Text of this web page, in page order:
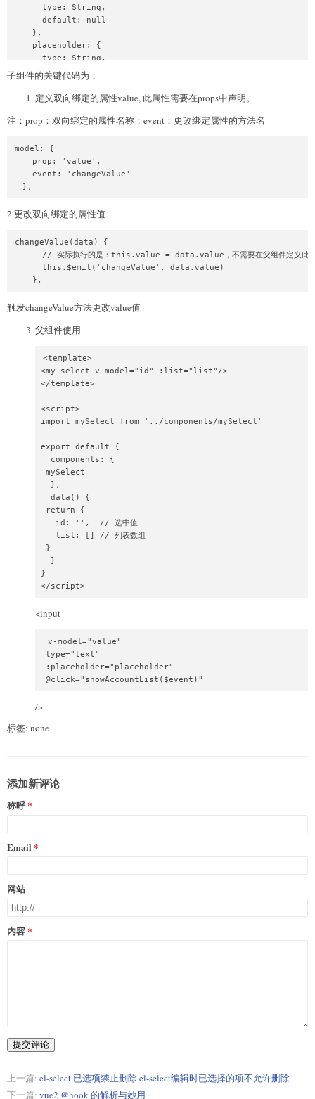
      type: String,
      default: null
    },
    placeholder: {
      type: String,
      default: '请选择'
    }
  },
    return {
      hasClass: '',
      selection: null
    }
  },
    value: {
          if (item.value === val) {
            this.selection = item.name
          }
        })
      immediate: true
  },
    showAccountList(e) {
      e.stopPropagation()
      this.isShowUserList = !this.isShowUserList
        this.hasClass = '1'
      } else {
      }
    changeValue(data) {
// 实际执行的是：this.value = data.value，不需要在父组件定义此
      this.$emit('changeValue', data.value)
      this.hasClass = '0'
      this.isShowUserList = false
    hiddenSelection() {
      this.hasClass = '0'
      this.isShowUserList = false
子组件的关键代码为：
定义双向绑定的属性value, 此属性需要在props中声明。
注：prop：双向绑定的属性名称；event：更改绑定属性的方法名
model: {
    prop: 'value',
    event: 'changeValue'
  },
2.更改双向绑定的属性值
changeValue(data) {
// 实际执行的是：this.value = data.value，不需要在父组件定义此
      this.$emit('changeValue', data.value)
    },
触发changeValue方法更改value值
父组件使用
<template>
<my-select v-model="id" :list="list"/>
</template>
<script>
import mySelect from '../components/mySelect'
export default {
  components: {
mySelect
  },
  data() {
return {
   id: '',  // 选中值
   list: [] // 列表数组
}
  }
}
</script>
<input
v-model="value"
type="text"
:placeholder="placeholder"
@click="showAccountList($event)"
/>
标签: none
添加新评论
称呼
Email
网站
内容
提交评论
上一篇: el-select 已选项禁止删除 el-select编辑时已选择的项不允许删除
下一篇: vue2 @hook 的解析与妙用